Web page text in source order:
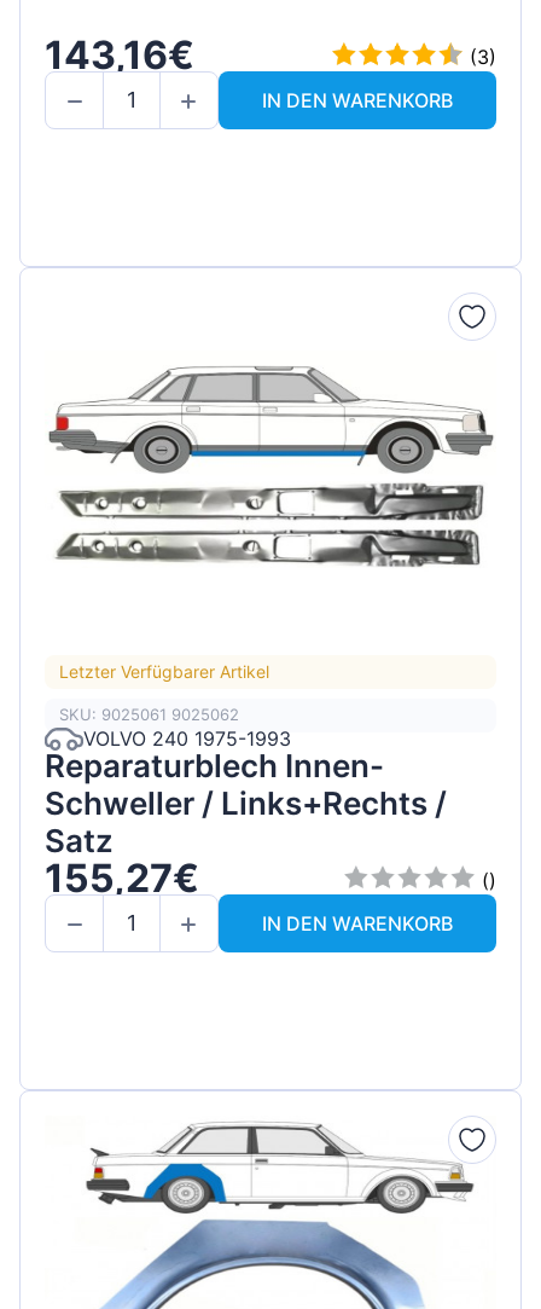
143,16€
(3)
IN DEN WARENKORB
Letzter Verfügbarer Artikel
SKU: 9025061 9025062
VOLVO 240 1975-1993
Reparaturblech Innen-
Schweller / Links+Rechts /
Satz
155,27€
()
IN DEN WARENKORB